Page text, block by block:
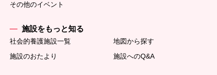
その他のイベント
施設をもっと知る
社会的養護施設一覧
地図から探す
施設のおたより
施設へのQ&A